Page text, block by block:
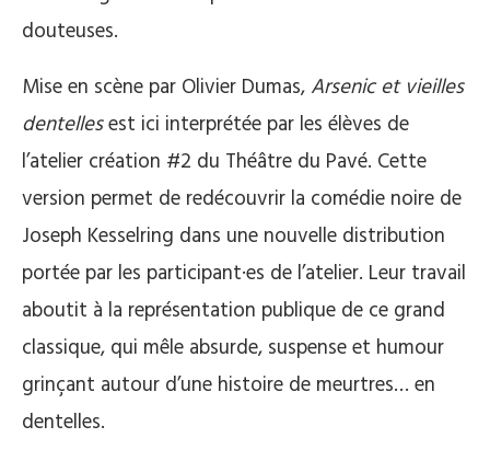
douteuses.
Mise en scène par Olivier Dumas, Arsenic et vieilles
dentellesest ici interprétée par les élèves de
l’atelier création #2 du Théâtre du Pavé. Cette
version permet de redécouvrir la comédie noire de
Joseph Kesselring dans une nouvelle distribution
portée par les participant·es de l’atelier. Leur travail
aboutit à la représentation publique de ce grand
classique, qui mêle absurde, suspense et humour
grinçant autour d’une histoire de meurtres… en
dentelles.